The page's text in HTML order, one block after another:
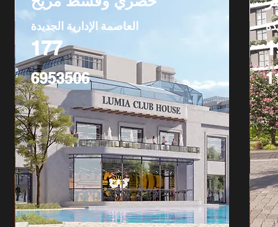
العاصمة الإدارية الجديدة
177
6953506